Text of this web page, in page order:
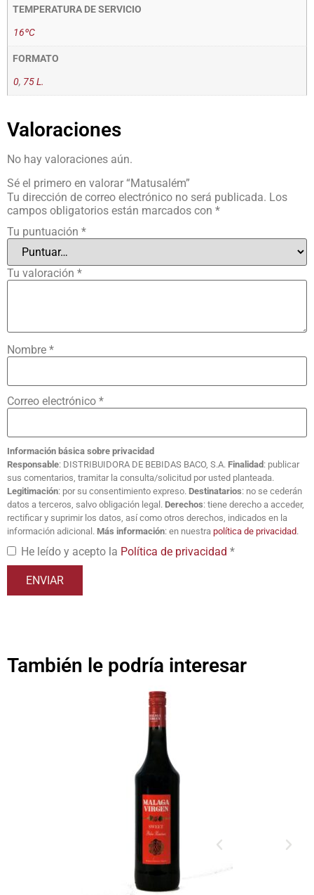
TEMPERATURA DE SERVICIO
16ºC
FORMATO
0, 75 L.
Valoraciones
No hay valoraciones aún.
Sé el primero en valorar “Matusalém”
Tu dirección de correo electrónico no será publicada. Los
campos obligatorios están marcados con *
Tu puntuación *
Tu valoración *
Nombre *
Correo electrónico *
Información básica sobre privacidad
Responsable: DISTRIBUIDORA DE BEBIDAS BACO, S.A. Finalidad: publicar
sus comentarios, tramitar la consulta/solicitud por usted planteada.
Legitimación: por su consentimiento expreso. Destinatarios: no se cederán
datos a terceros, salvo obligación legal. Derechos: tiene derecho a acceder,
rectificar y suprimir los datos, así como otros derechos, indicados en la
información adicional. Más información: en nuestra política de privacidad.
He leído y acepto la Política de privacidad *
También le podría interesar